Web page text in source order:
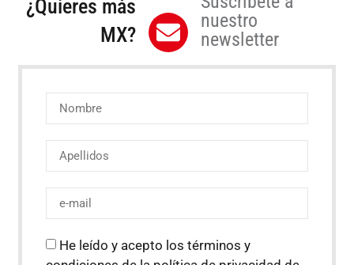
¿Quieres más
MX?
nuestro
newsletter
He leído y acepto los términos y